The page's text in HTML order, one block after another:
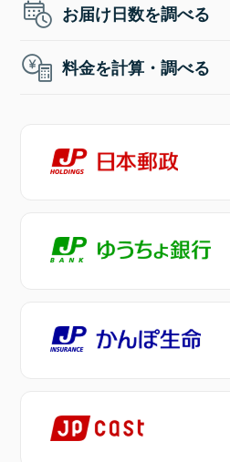
お届け日数を調べる
料金を計算・調べる